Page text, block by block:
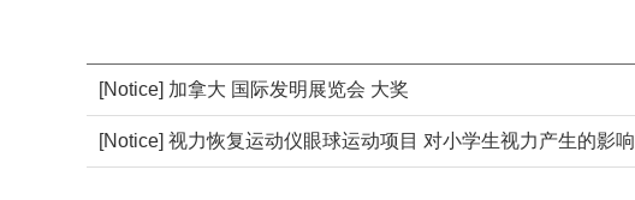
[Notice] 加拿大 国际发明展览会 大奖
[Notice] 视力恢复运动仪眼球运动项目 对小学生视力产生的影响